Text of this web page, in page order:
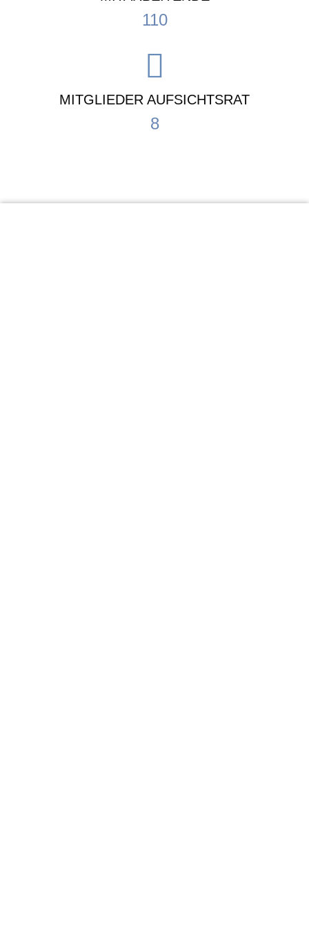
110
MITGLIEDER AUFSICHTSRAT
8